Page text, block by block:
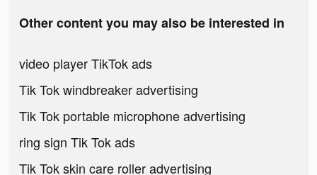
Other content you may also be interested in
video player TikTok ads
Tik Tok windbreaker advertising
Tik Tok portable microphone advertising
ring sign Tik Tok ads
Tik Tok skin care roller advertising